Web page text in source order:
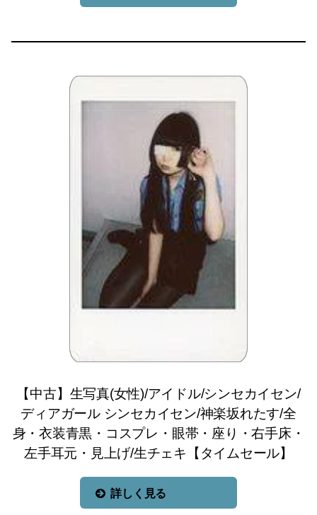
【中古】生写真(女性)/アイドル/シンセカイセン/
ディアガール シンセカイセン/神楽坂れたす/全
身・衣装青黒・コスプレ・眼帯・座り・右手床・
左手耳元・見上げ/生チェキ【タイムセール】
詳しく見る